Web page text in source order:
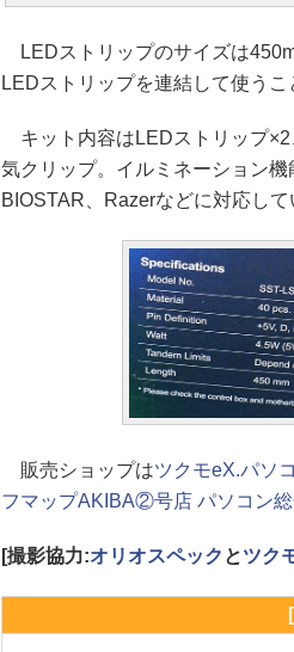
LEDストリップのサイズは
LEDストリップを連結して使う
キット内容はLEDストリップ×2
気クリップ。イルミネーション
BIOSTAR、Razerなどに対応して
販売ショップはツクモeX.パソ
フマップAKIBA②号店 パソコン
[撮影協力:オリオスペック とツク